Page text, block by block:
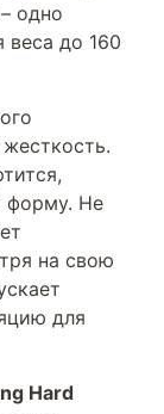
одно
веса до 160
форму. Не
на свою
для
Hard